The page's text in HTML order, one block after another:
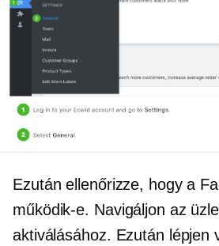
Ezután ellenőrizze, hogy a
működik-e. Navigáljon az
aktiválásához. Ezután lépjen